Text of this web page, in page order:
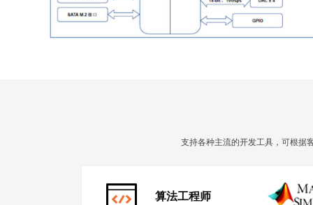
支持各种主流的开发工具，可根据
算法工程师